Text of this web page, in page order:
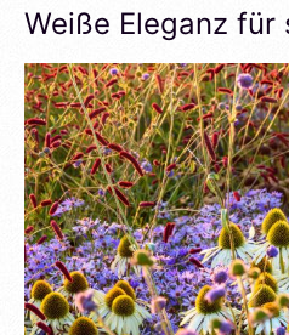
Weiße Eleganz für